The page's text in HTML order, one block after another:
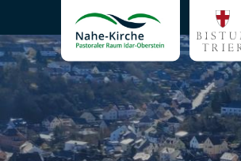
Zum Inhalt springen